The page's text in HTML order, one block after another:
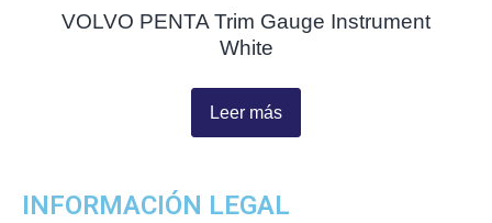
VOLVO PENTA Trim Gauge Instrument
White
Leer más
INFORMACIÓN LEGAL